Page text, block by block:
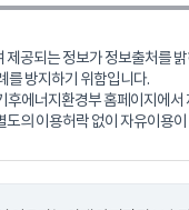
공되는 정보가 정보출처를
를 방지하기 위함입니다.
에너지환경부 홈페이지에
의 이용허락 없이 자유이용